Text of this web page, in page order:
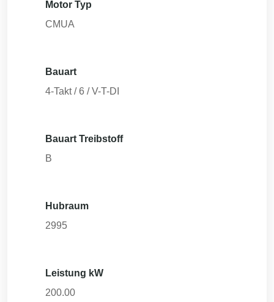
Motor Typ
CMUA
Bauart
4-Takt / 6 / V-T-DI
Bauart Treibstoff
B
Hubraum
2995
Leistung kW
200.00